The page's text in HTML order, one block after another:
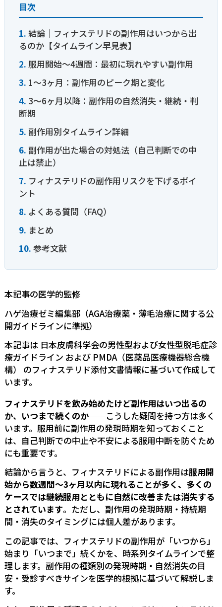
目次
結論｜フィナステリドの副作用はいつから出
るのか【タイムライン早見表】
服用開始〜4週間：最初に現れやすい副作用
1〜3ヶ月：副作用のピーク期と変化
3〜6ヶ月以降：副作用の自然消失・継続・判
断期
副作用別タイムライン詳細
副作用が出た場合の対処法（自己判断での中
止は禁止）
フィナステリドの副作用リスクを下げるポイ
ント
よくある質問（FAQ）
まとめ
参考文献
本記事の医学的監修
ハゲ治療ゼミ編集部（AGA治療薬・薄毛治療に関する公
開ガイドラインに準拠）
本記事は 日本皮膚科学会の男性型および女性型脱毛症診
療ガイドライン および PMDA（医薬品医療機器総合機
構）
のフィナステリド添付文書情報に基づいて作成して
います。
フィナステリドを飲み始めたけど副作用はいつ出るの
か、いつまで続くのか——こうした疑問を持つ方は多く
います。服用前に副作用の発現時期を知っておくこと
は、自己判断での中止や不安による服用中断を防ぐため
にも重要です。
結論から言うと、フィナステリドによる副作用は服用開
始から数週間〜3ヶ月以内に現れることが多く、多くの
ケースでは継続服用とともに自然に改善または消失する
とされています。ただし、副作用の発現時期・持続期
間・消失のタイミングには個人差があります。
この記事では、フィナステリドの副作用が「いつから」
始まり「いつまで」続くかを、時系列タイムラインで整
理します。副作用の種類別の発現時期・自然消失の目
安・受診すべきサインを医学的根拠に基づいて解説しま
す。